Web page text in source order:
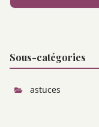
Sous-catégories
astuces